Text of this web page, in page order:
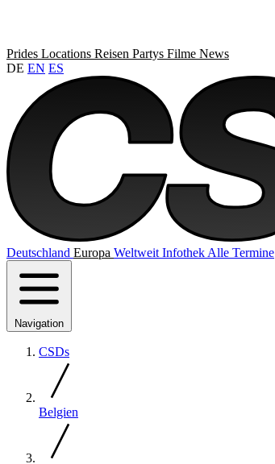
Prides Locations Reisen Partys Filme News
DE EN ES
Deutschland Europa Weltweit Infothek Alle Termine
Navigation
CSDs
Belgien